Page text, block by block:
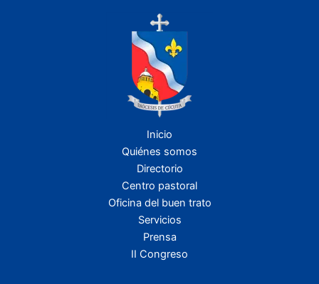
Inicio
Quiénes somos
Directorio
Centro pastoral
Oficina del buen trato
Servicios
Prensa
II Congreso